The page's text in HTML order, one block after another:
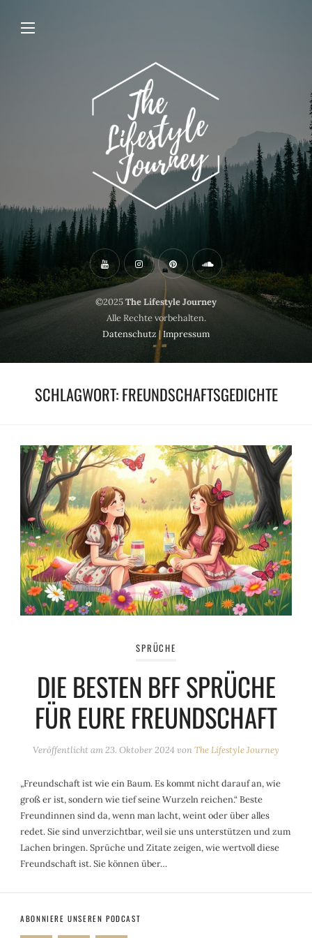
©2025The Lifestyle Journey
Alle Rechte vorbehalten.
Datenschutz|Impressum
SCHLAGWORT:FREUNDSCHAFTSGEDICHTE
SPRÜCHE
DIE BESTEN BFF SPRÜCHE
FÜR EURE FREUNDSCHAFT
Veröffentlicht am23. Oktober 2024 vonThe Lifestyle Journey
„Freundschaft ist wie ein Baum. Es kommt nicht darauf an, wie
groß er ist, sondern wie tief seine Wurzeln reichen.“ Beste
Freundinnen sind da, wenn man lacht, weint oder über alles
redet. Sie sind unverzichtbar, weil sie uns unterstützen und zum
Lachen bringen. Sprüche und Zitate zeigen, wie wertvoll diese
Freundschaft ist. Sie können über…
ABONNIERE UNSEREN PODCAST